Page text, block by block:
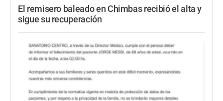
El remisero baleado en Chimbas recibió el alta y
sigue su recuperación